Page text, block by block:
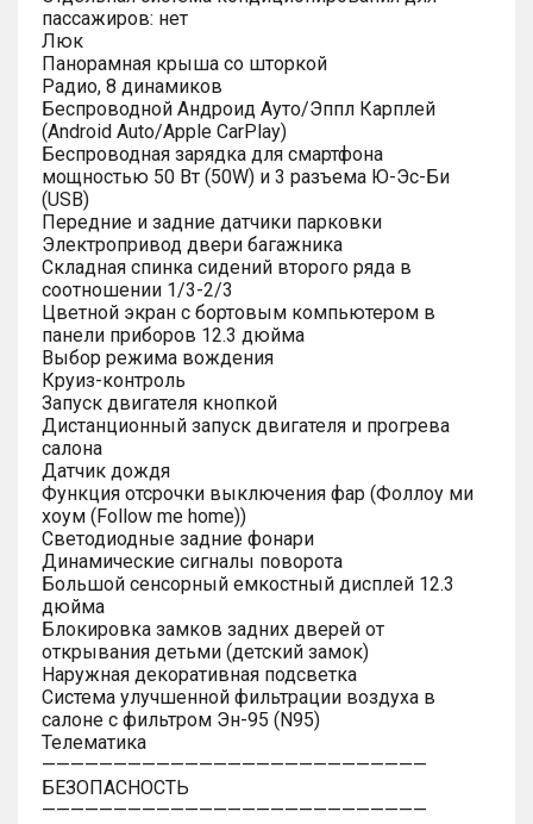
пассажиров: нет
Люк
Панорамная крыша со шторкой
Радио, 8 динамиков
Беспроводной Андроид Ауто/Эппл Карплей
(Android Auto/Apple CarPlay)
Беспроводная зарядка для смартфона
мощностью 50 Вт (50W) и 3 разъема Ю-Эс-Би
(USB)
Передние и задние датчики парковки
Электропривод двери багажника
Складная спинка сидений второго ряда в
соотношении 1/3-2/3
Цветной экран с бортовым компьютером в
панели приборов 12.3 дюйма
Выбор режима вождения
Круиз-контроль
Запуск двигателя кнопкой
Дистанционный запуск двигателя и прогрева
салона
Датчик дождя
Функция отсрочки выключения фар (Фоллоу ми
хоум (Follow me home))
Светодиодные задние фонари
Динамические сигналы поворота
Большой сенсорный емкостный дисплей 12.3
дюйма
Блокировка замков задних дверей от
открывания детьми (детский замок)
Наружная декоративная подсветка
Система улучшенной фильтрации воздуха в
салоне с фильтром Эн-95 (N95)
Телематика
———————————————————————————
БЕЗОПАСНОСТЬ
———————————————————————————